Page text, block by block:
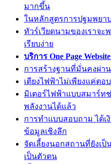
มากขึ้น
ในหลักสูตรการปฐมพยา
ทัวร์เวียดนามของเราจ
เรียบง่าย
บริการ One Page
การสร้างฐานที่มั่นคงผ่าน
เตียงไฟฟ้าไม่เพียงแค่ต
มิเตอร์ไฟฟ้าแบบสมาร์
พลังงานได้แล้ว
การทำแบบสอบถาม ได้
ข้อมูลเชิงลึก
จัดเลี้ยงนอกสถานที่ยังเ
เป็นตัวตน